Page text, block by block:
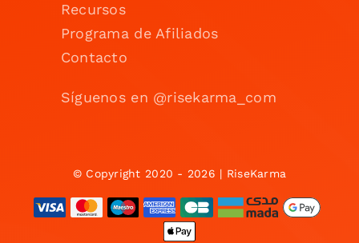
Recursos
Programa de Afiliados
Contacto
Síguenos en @risekarma_com
© Copyright 2020 - 2026 | RiseKarma